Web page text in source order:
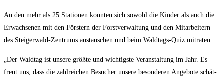
An den mehr als 25 Sta­tio­nen konn­ten sich sowohl die Kin­der als auch die
Erwach­se­nen mit den Förs­tern der Forst­ver­wal­tung und den Mit­ar­bei­tern
des Stei­ger­wald-Zen­trums aus­tau­schen und beim Wald­tags-Quiz mitraten.
„Der Wald­tag ist unse­re größ­te und wich­tigs­te Ver­an­stal­tung im Jahr. Es
freut uns, dass die zahl­rei­chen Besu­cher unse­re beson­de­ren Ange­bo­te schät­